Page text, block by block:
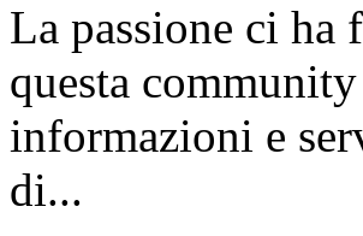
La passione ci ha
questa
informazioni e
di...